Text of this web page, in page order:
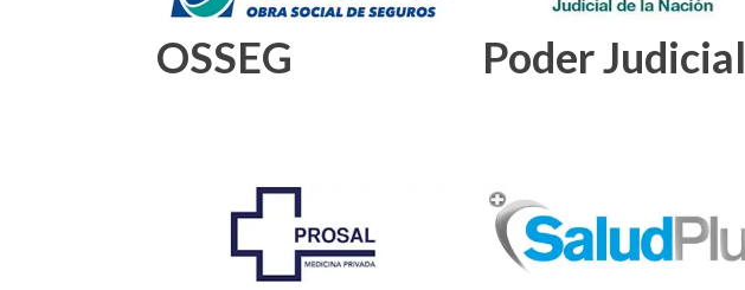
OSSEG Poder Judicial